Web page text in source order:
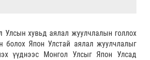
Улсын хувьд аялал жуулчлалын голлох
болох Япон Улстай аялал жуулчлалыг
үүднээс Монгол Улсыг Япон Улсад